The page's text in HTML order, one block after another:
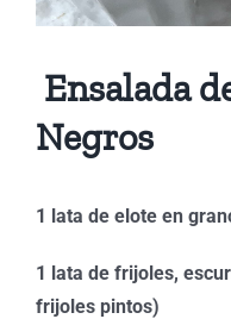
Ensalada
Negros
1 lata de elote en
1 lata de frijoles,
frijoles pintos)